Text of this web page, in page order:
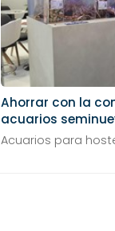
Ahorrar con la
acuarios
tu restaurante
Acuarios para